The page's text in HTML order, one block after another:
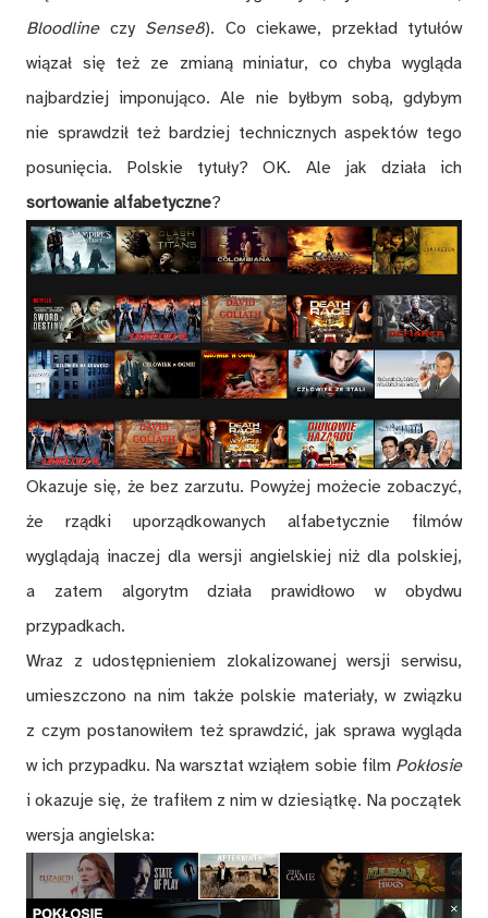
Bloodlineczy Sense8). Co ciekawe, przekład tytułów
wiązał się też ze zmianą miniatur, co chyba wygląda
najbardziej imponująco. Ale nie byłbym sobą, gdybym
nie sprawdził też bardziej technicznych aspektów tego
posunięcia. Polskie tytuły? OK. Ale jak działa ich
sortowanie alfabetyczne?
Okazuje się, że bez zarzutu. Powyżej możecie zobaczyć,
że rządki uporządkowanych alfabetycznie filmów
wyglądają inaczej dla wersji angielskiej niż dla polskiej,
a zatem algorytm działa prawidłowo w obydwu
przypadkach.
Wraz z udostępnieniem zlokalizowanej wersji serwisu,
umieszczono na nim także polskie materiały, w związku
z czym postanowiłem też sprawdzić, jak sprawa wygląda
w ich przypadku. Na warsztat wziąłem sobie film Pokłosie
i okazuje się, że trafiłem z nim w dziesiątkę. Na początek
wersja angielska: